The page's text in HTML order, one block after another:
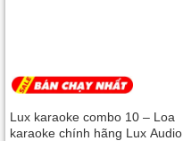
Lux karaoke combo 10 – Loa
karaoke chính hãng Lux Audio